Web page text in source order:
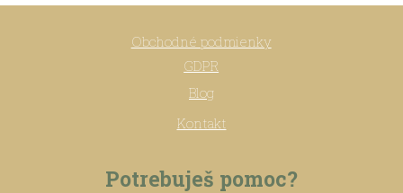
Obchodné podmienky
GDPR
Blog
Kontakt
Potrebuješ pomoc?